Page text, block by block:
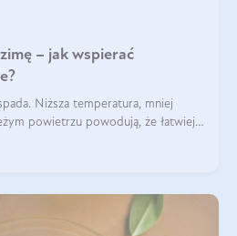
– jak wspierać
Niższa temperatura, mniej
powietrzu powodują, że łatwiej
Co warto suplementować